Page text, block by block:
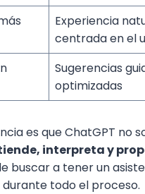
Experiencia
centrada en el
Sugerencias
optimizadas
es que ChatGPT no
interpreta y
buscar a tener un
todo el proceso.